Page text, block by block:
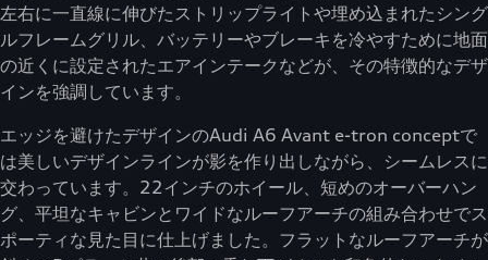
左右に一直線に伸びたストリップライトや埋め込まれたシング
ルフレームグリル、バッテリーやブレーキを冷やすために地面
の近くに設定されたエアインテークなどが、その特徴的なデザ
インを強調しています。
エッジを避けたデザインのAudi A6 Avant e-tron conceptで
は美しいデザインラインが影を作り出しながら、シームレスに
交わっています。22インチのホイール、短めのオーバーハン
グ、平坦なキャビンとワイドなルーフアーチの組み合わせでス
ポーティな見た目に仕上げました。フラットなルーフアーチが